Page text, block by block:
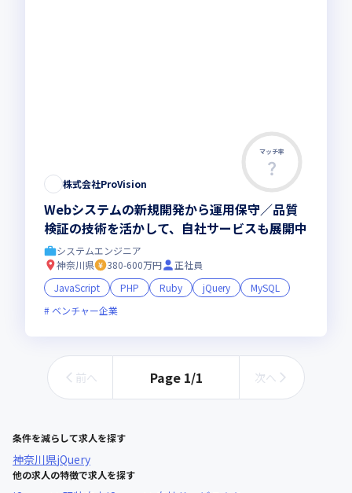
マッチ率
株式会社ProVision
Webシステムの新規開発から運用保守／品質
検証の技術を活かして、自社サービスも展開中
システムエンジニア
神奈川県
380-600万円
正社員
JavaScript
PHP Ruby jQuery
MySQL
ベンチャー企業
前へ Page 1/1 次へ
条件を減らして求人を探す
神奈川県jQuery
他の求人の特徴で求人を探す